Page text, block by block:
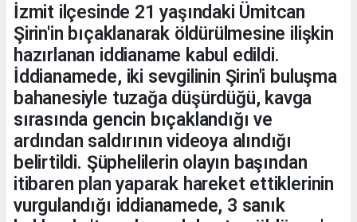
İzmit ilçesinde 21 yaşındaki Ümitcan
Şirin'in bıçaklanarak öldürülmesine ilişkin
hazırlanan iddianame kabul edildi.
İddianamede, iki sevgilinin Şirin'i buluşma
bahanesiyle tuzağa düşürdüğü, kavga
sırasında gencin bıçaklandığı ve
ardından saldırının videoya alındığı
belirtildi. Şüphelilerin olayın başından
itibaren plan yaparak hareket ettiklerinin
vurgulandığı iddianamede, 3 sanık